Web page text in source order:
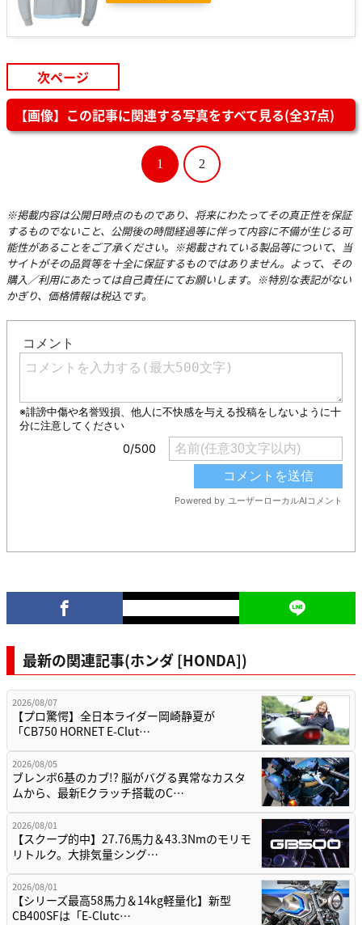
次ページ
【画像】この記事に関連する写真をすべて見る(全37点)
1 2
※掲載内容は公開日時点のものであり、将来にわたってその真正性を保証
するものでないこと、公開後の時間経過等に伴って内容に不備が生じる可
能性があることをご了承ください。※掲載されている製品等について、当
サイトがその品質等を十全に保証するものではありません。よって、その
購入／利用にあたっては自己責任にてお願いします。※特別な表記がない
かぎり、価格情報は税込です。
最新の関連記事(ホンダ [HONDA])
2026/08/07
【プロ驚愕】全日本ライダー岡崎静夏が
「CB750 HORNET E-Clut…
2026/08/05
ブレンボ6基のカブ!? 脳がバグる異常なカスタ
ムから、最新Eクラッチ搭載のC…
2026/08/01
【スクープ的中】27.76馬力＆43.3Nmのモリモ
リトルク。大排気量シング…
2026/08/01
【シリーズ最高58馬力＆14kg軽量化】新型
CB400SFは「E-Clutc…